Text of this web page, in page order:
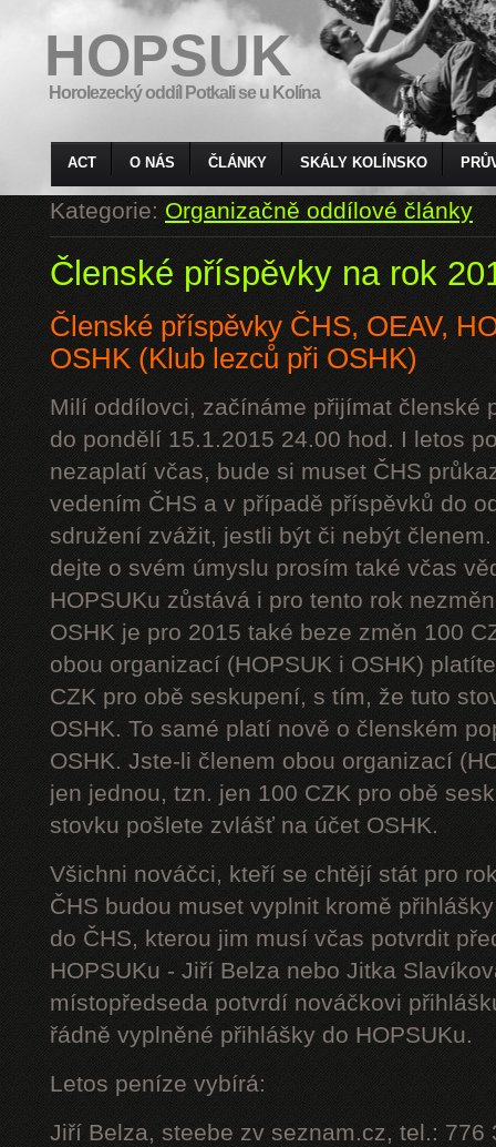
HOPSUK
Horolezecký oddíl Potkali se u Kolína
ACT O NÁS ČLÁNKY SKÁLY KOLÍNSKO
Kategorie:Organizačně oddílové články
Členské příspěvky na rok
Členské příspěvky ČHS, OEAV,
OSHK (Klub lezců při OSHK)
Milí oddílovci, začínáme přijímat členské
do pondělí 15.1.2015 24.00 hod. I letos
nezaplatí včas, bude si muset ČHS
vedením ČHS a v případě příspěvků do
sdružení zvážit, jestli být či nebýt
dejte o svém úmyslu prosím také včas
HOPSUKu zůstává i pro tento rok
OSHK je pro 2015 také beze změn 100
obou organizací (HOPSUK i OSHK)
CZK pro obě seskupení, s tím, že tuto
OSHK. To samé platí nově o členském
OSHK. Jste-li členem obou organizací
jen jednou, tzn. jen 100 CZK pro obě
stovku pošlete zvlášť na účet OSHK.
Všichni nováčci, kteří se chtějí stát pro
ČHS budou muset vyplnit kromě
do ČHS, kterou jim musí včas potvrdit
HOPSUKu - Jiří Belza nebo Jitka
místopředseda potvrdí nováčkovi
řádně vyplněné přihlášky do HOPSUKu.
Letos peníze vybírá:
Jiří Belza, steebe zv seznam.cz, tel.: 776